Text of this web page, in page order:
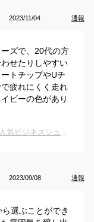
2023/11/04 通報
ズで、20代の方
せたりしやすい
トチップやUチ
疲れにくく走れ
ビーの色があり
成人式メンズ革靴｜20代向けブランドなど人気ビジネスシューズのおすすめは？
2023/09/08 通報
選ぶことができ